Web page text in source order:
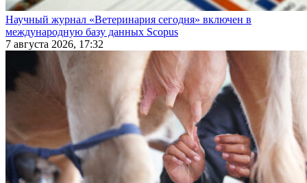
Научный журнал «Ветеринария сегодня» включен в
международную базу данных Scopus
7 августа 2026, 17:32